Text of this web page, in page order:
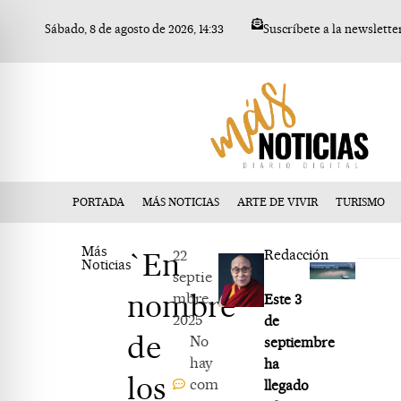
Sábado, 8 de agosto de 2026, 14:33 Suscríbete a la
PORTADA MÁS NOTICIAS ARTE DE VIVIR TURISMO
Más
Noticias`En
nombre
de
los
22
septie
mbre,
2025
No
hay
com
Redacción
Este 3
de
septiembre
ha
llegado